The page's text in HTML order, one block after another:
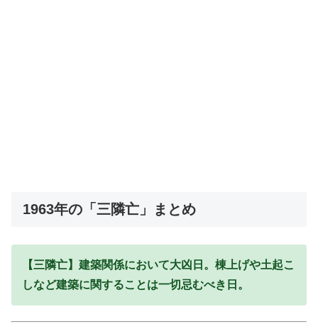
1963年の「三隣亡」まとめ
【三隣亡】建築関係において大凶日。棟上げや土起こ
しなど建築に関することは一切忌むべき日。